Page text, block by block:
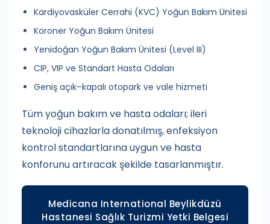
Kardiyovasküler Cerrahi (KVC) Yoğun Bakım Ünitesi
Koroner Yoğun Bakım Ünitesi
Yenidoğan Yoğun Bakım Ünitesi (Level III)
CIP, VIP ve Standart Hasta Odaları
Geniş açık–kapalı otopark ve vale hizmeti
Tüm yoğun bakım ve hasta odaları; ileri
teknoloji cihazlarla donatılmış, enfeksiyon
kontrol standartlarına uygun ve hasta
konforunu artıracak şekilde tasarlanmıştır.
Medicana International Beylikdüzü
Hastanesi Sağlık Turizmi Yetki Belgesi